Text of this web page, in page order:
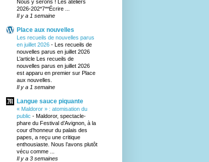
Nous y serons ! Les ateliers
2026-202*7**Écrire ...
Il y a 1 semaine
Place aux nouvelles
Les recueils de nouvelles parus
en juillet 2026 - Les recueils de
nouvelles parus en juillet 2026
L’article Les recueils de
nouvelles parus en juillet 2026
est apparu en premier sur Place
aux nouvelles.
Il y a 1 semaine
Langue sauce piquante
« Maldoror » : atomisation du
public - Maldoror, spectacle-
phare du Festival d’Avignon, à la
cour d’honneur du palais des
papes, a reçu une critique
enthousiaste. Nous l’avons plutôt
vécu comme ...
Il y a 3 semaines